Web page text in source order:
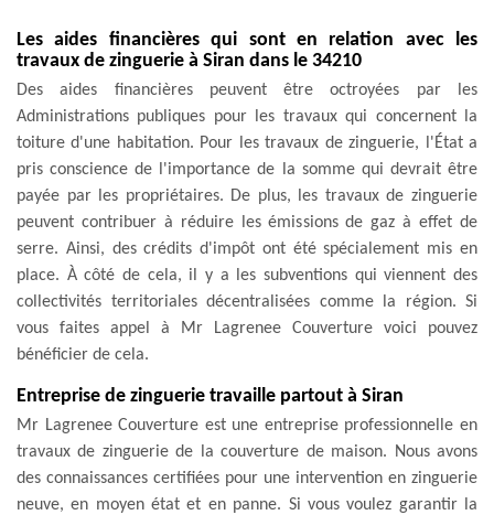
Les aides financières qui sont en relation avec les
travaux de zinguerie à Siran dans le 34210
Des aides financières peuvent être octroyées par les
Administrations publiques pour les travaux qui concernent la
toiture d'une habitation. Pour les travaux de zinguerie, l'État a
pris conscience de l'importance de la somme qui devrait être
payée par les propriétaires. De plus, les travaux de zinguerie
peuvent contribuer à réduire les émissions de gaz à effet de
serre. Ainsi, des crédits d'impôt ont été spécialement mis en
place. À côté de cela, il y a les subventions qui viennent des
collectivités territoriales décentralisées comme la région. Si
vous faites appel à Mr Lagrenee Couverture voici pouvez
bénéficier de cela.
Entreprise de zinguerie travaille partout à Siran
Mr Lagrenee Couverture est une entreprise professionnelle en
travaux de zinguerie de la couverture de maison. Nous avons
des connaissances certifiées pour une intervention en zinguerie
neuve, en moyen état et en panne. Si vous voulez garantir la